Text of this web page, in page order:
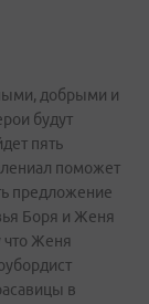
добрыми и
будут
пять
поможет
предложение
Боря и Женя
что Женя
в